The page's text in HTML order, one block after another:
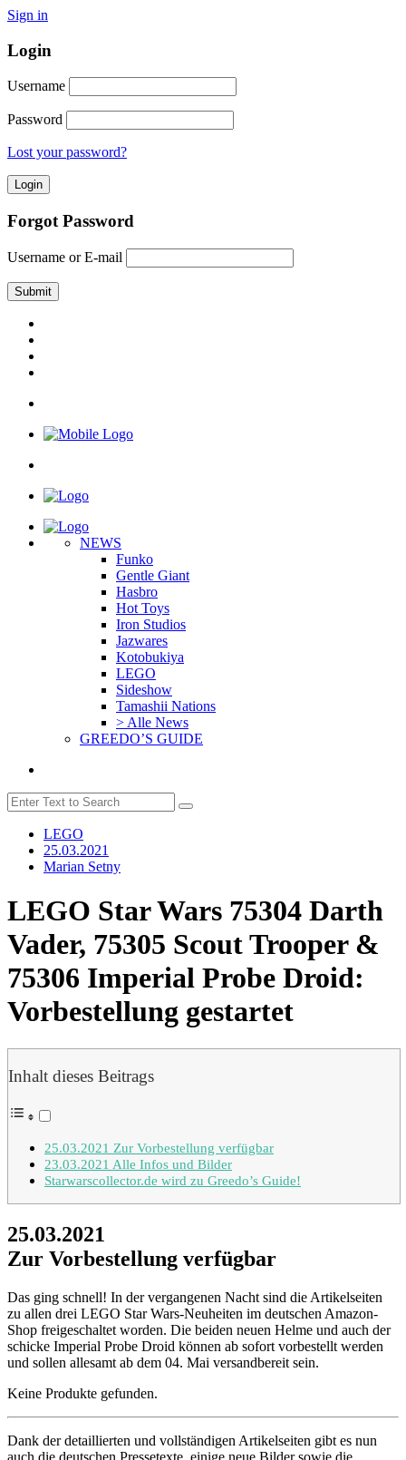
Sign in
Login
Username
Password
Lost your password?
Forgot Password
Username or E-mail
NEWS
Funko
Gentle Giant
Hasbro
Hot Toys
Iron Studios
Jazwares
Kotobukiya
LEGO
Sideshow
Tamashii Nations
> Alle News
GREEDO’S GUIDE
LEGO
25.03.2021
Marian Setny
LEGO Star Wars 75304 Darth
Vader, 75305 Scout Trooper &
75306 Imperial Probe Droid:
Vorbestellung gestartet
Inhalt dieses Beitrags
25.03.2021 Zur Vorbestellung verfügbar
23.03.2021 Alle Infos und Bilder
Starwarscollector.de wird zu Greedo’s Guide!
25.03.2021
Zur Vorbestellung verfügbar
Das ging schnell! In der vergangenen Nacht sind die Artikelseiten
zu allen drei LEGO Star Wars-Neuheiten im deutschen Amazon-
Shop freigeschaltet worden. Die beiden neuen Helme und auch der
schicke Imperial Probe Droid können ab sofort vorbestellt werden
und sollen allesamt ab dem 04. Mai versandbereit sein.
Keine Produkte gefunden.
Dank der detaillierten und vollständigen Artikelseiten gibt es nun
auch die deutschen Pressetexte, einige neue Bilder sowie die